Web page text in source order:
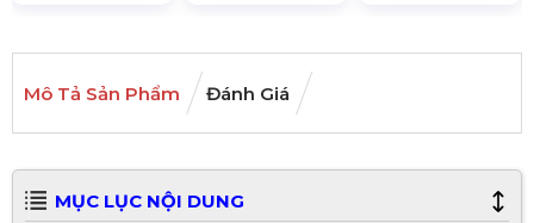
Mô Tả Sản Phẩm Đánh Giá
MỤC LỤC NỘI DUNG